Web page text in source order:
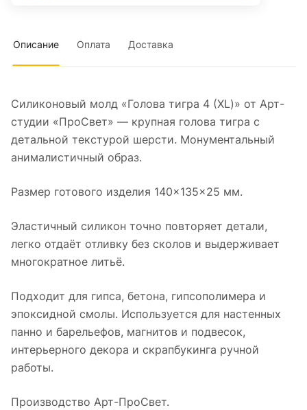
Описание Оплата Доставка
Силиконовый молд «Голова тигра 4 (XL)» от Арт-
студии «ПроСвет» — крупная голова тигра с
детальной текстурой шерсти. Монументальный
анималистичный образ.
Размер готового изделия 140×135×25 мм.
Эластичный силикон точно повторяет детали,
легко отдаёт отливку без сколов и выдерживает
многократное литьё.
Подходит для гипса, бетона, гипсополимера и
эпоксидной смолы. Используется для настенных
панно и барельефов, магнитов и подвесок,
интерьерного декора и скрапбукинга ручной
работы.
Производство Арт-ПроСвет.